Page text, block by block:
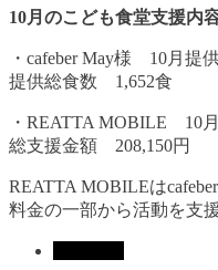
10月のこども食堂支援内
・cafeber May様 10月提
提供総食数 1,652食
・REATTA MOBILE 10
総支援金額 208,150円
REATTA MOBILEは
料金の一部から活動を支